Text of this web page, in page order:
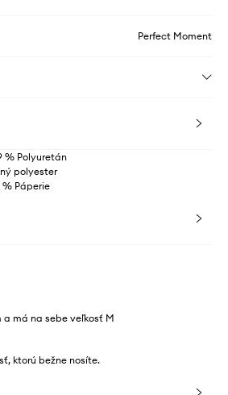
Perfect Moment
% Polyuretán
polyester
% Páperie
a má na sebe veľkosť M
ktorú bežne nosíte.